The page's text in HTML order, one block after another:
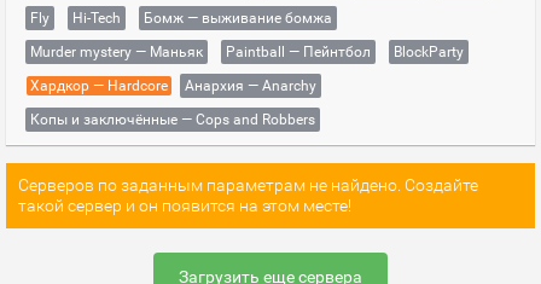
Fly
Hi-Tech
Бомж — выживание бомжа
Murder mystery — Маньяк
Paintball — Пейнтбол
BlockParty
Хардкор — Hardcore
Анархия — Anarchy
Копы и заключённые — Cops and Robbers
Серверов по заданным параметрам не найдено. Создайте
такой сервер и он появится на этом месте!
Загрузить еще сервера